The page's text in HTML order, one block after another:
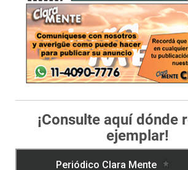
¡Consulte aquí dónde
ejemplar!